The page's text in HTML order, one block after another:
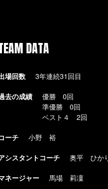
DATA
場回数 3年連続31回目
去の成績
優勝 0回
準優勝 0回
ベスト４ 2回
ーチ 小野 裕
シスタントコーチ 奥平 ひか
ネージャー 馬場 莉凜